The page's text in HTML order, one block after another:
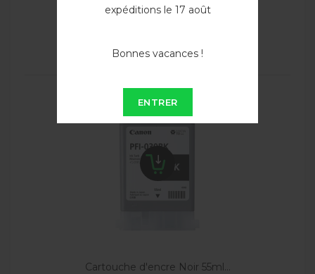
expéditions le 17 août
Bonnes vacances !
ENTRER
54,90 €
Cartouche d'encre Noir 55ml...